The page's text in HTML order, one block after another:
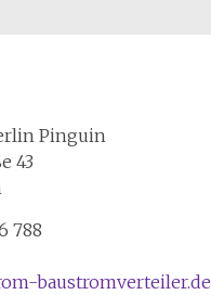
Pinguin
43
788
baustromverteiler.de